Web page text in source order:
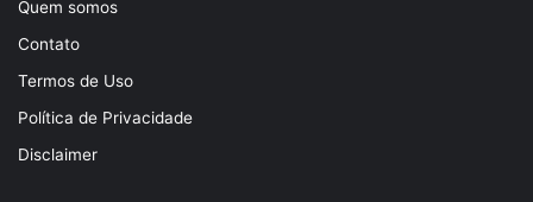
Quem somos
Contato
Termos de Uso
Política de Privacidade
Disclaimer